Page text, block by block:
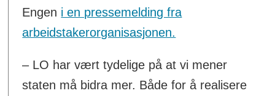
Engen i en pressemelding fra
arbeidstakerorganisasjonen.
– LO har vært tydelige på at vi mener
staten må bidra mer. Både for å realisere